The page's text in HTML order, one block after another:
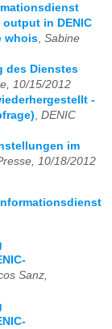
in DENIC
whois Sabine
des Dienstes
10/15/2012
-
DENIC
im
10/18/2012
Sanz,